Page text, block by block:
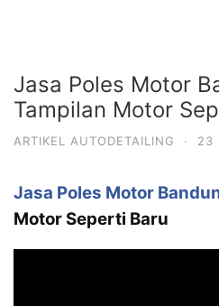
Jasa Poles Motor
Tampilan Motor
ARTIKEL AUTODETAILING · 23
Jasa Poles Motor
Motor Seperti Baru